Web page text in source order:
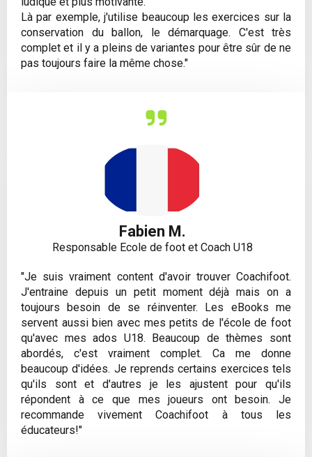
Là par exemple, j'utilise beaucoup les exercices sur la
conservation du ballon, le démarquage. C'est très
complet et il y a pleins de variantes pour être sûr de ne
pas toujours faire la même chose."
Fabien M.
Responsable Ecole de foot et Coach U18
"Je suis vraiment content d'avoir trouver Coachifoot.
J'entraine depuis un petit moment déjà mais on a
toujours besoin de se réinventer. Les eBooks me
servent aussi bien avec mes petits de l'école de foot
qu'avec mes ados U18. Beaucoup de thèmes sont
abordés, c'est vraiment complet. Ca me donne
beaucoup d'idées. Je reprends certains exercices tels
qu'ils sont et d'autres je les ajustent pour qu'ils
répondent à ce que mes joueurs ont besoin. Je
recommande vivement Coachifoot à tous les
éducateurs!"